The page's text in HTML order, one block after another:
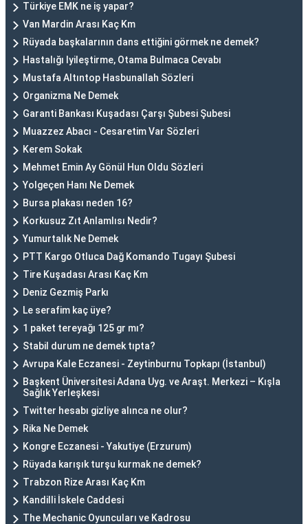
Türkiye EMK ne iş yapar?
Van Mardin Arası Kaç Km
Rüyada başkalarının dans ettiğini görmek ne demek?
Hastalığı Iyileştirme, Otama Bulmaca Cevabı
Mustafa Altıntop Hasbunallah Sözleri
Organizma Ne Demek
Garanti Bankası Kuşadası Çarşı Şubesi Şubesi
Muazzez Abacı - Cesaretim Var Sözleri
Kerem Sokak
Mehmet Emin Ay Gönül Hun Oldu Sözleri
Yolgeçen Hanı Ne Demek
Bursa plakası neden 16?
Korkusuz Zıt Anlamlısı Nedir?
Yumurtalık Ne Demek
PTT Kargo Otluca Dağ Komando Tugayı Şubesi
Tire Kuşadası Arası Kaç Km
Deniz Gezmiş Parkı
Le serafim kaç üye?
1 paket tereyağı 125 gr mı?
Stabil durum ne demek tıpta?
Avrupa Kale Eczanesi - Zeytinburnu Topkapı (İstanbul)
Başkent Üniversitesi Adana Uyg. ve Araşt. Merkezi – Kışla
Sağlık Yerleşkesi
Twitter hesabı gizliye alınca ne olur?
Rika Ne Demek
Kongre Eczanesi - Yakutiye (Erzurum)
Rüyada karışık turşu kurmak ne demek?
Trabzon Rize Arası Kaç Km
Kandilli İskele Caddesi
The Mechanic Oyuncuları ve Kadrosu